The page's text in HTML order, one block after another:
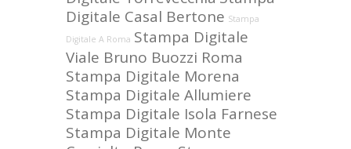
Digitale Casal Bertone Stampa
Digitale A Roma Stampa Digitale
Viale Bruno Buozzi Roma
Stampa Digitale Morena
Stampa Digitale Allumiere
Stampa Digitale Isola Farnese
Stampa Digitale Monte